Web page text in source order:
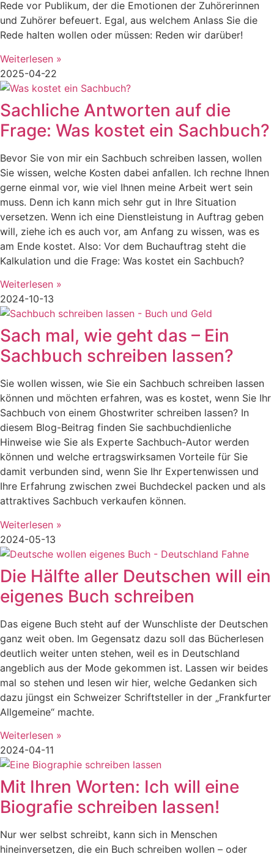
Rede vor Publikum, der die Emotionen der Zuhörerinnen
und Zuhörer befeuert. Egal, aus welchem Anlass Sie die
Rede halten wollen oder müssen: Reden wir darüber!
Weiterlesen »
2025-04-22
Sachliche Antworten auf die
Frage: Was kostet ein Sachbuch?
Bevor Sie von mir ein Sachbuch schreiben lassen, wollen
Sie wissen, welche Kosten dabei anfallen. Ich rechne Ihnen
gerne einmal vor, wie viel Ihnen meine Arbeit wert sein
muss. Denn ich kann mich sehr gut in Ihre Situation
versetzen. Wenn ich eine Dienstleistung in Auftrag geben
will, ziehe ich es auch vor, am Anfang zu wissen, was es
am Ende kostet. Also: Vor dem Buchauftrag steht die
Kalkulation und die Frage: Was kostet ein Sachbuch?
Weiterlesen »
2024-10-13
Sach mal, wie geht das – Ein
Sachbuch schreiben lassen?
Sie wollen wissen, wie Sie ein Sachbuch schreiben lassen
können und möchten erfahren, was es kostet, wenn Sie Ihr
Sachbuch von einem Ghostwriter schreiben lassen? In
diesem Blog-Beitrag finden Sie sachbuchdienliche
Hinweise wie Sie als Experte Sachbuch-Autor werden
können und welche ertragswirksamen Vorteile für Sie
damit verbunden sind, wenn Sie Ihr Expertenwissen und
Ihre Erfahrung zwischen zwei Buchdeckel packen und als
attraktives Sachbuch verkaufen können.
Weiterlesen »
2024-05-13
Die Hälfte aller Deutschen will ein
eigenes Buch schreiben
Das eigene Buch steht auf der Wunschliste der Deutschen
ganz weit oben. Im Gegensatz dazu soll das Bücherlesen
deutlich weiter unten stehen, weil es in Deutschland
angeblich aus der Mode gekommen ist. Lassen wir beides
mal so stehen und lesen wir hier, welche Gedanken sich
dazu jüngst ein Schweizer Schriftsteller in der „Frankfurter
Allgemeine“ machte.
Weiterlesen »
2024-04-11
Mit Ihren Worten: Ich will eine
Biografie schreiben lassen!
Nur wer selbst schreibt, kann sich in Menschen
hineinversetzen, die ein Buch schreiben wollen – oder